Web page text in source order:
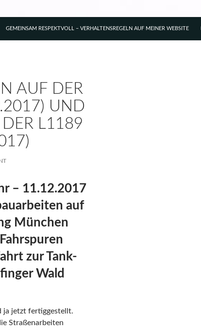
GEMEINSAM RESPEKTVOLL – VERHALTENSREGELN AUF MEINER WEBSITE
AUF DER
UND
L1189
– 11.12.2017
auf
München
zur Tank-
Wald
ja jetzt fertiggestellt.
Straßenarbeiten